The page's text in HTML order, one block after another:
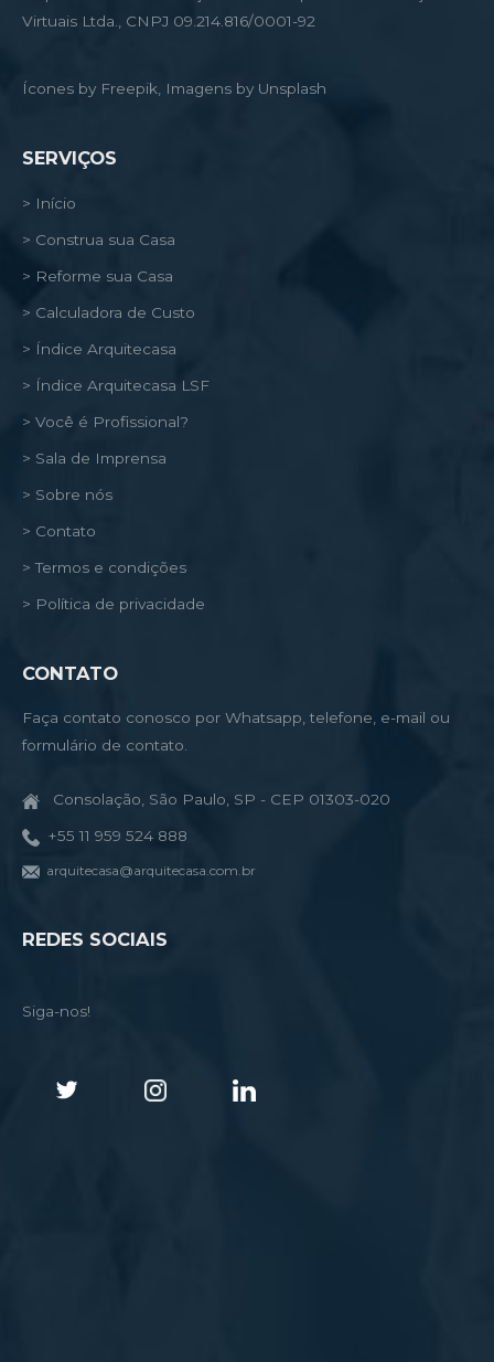
Virtuais Ltda., CNPJ 09.214.816/0001-92
Ícones by Freepik, Imagens by Unsplash
SERVIÇOS
> Início
> Construa sua Casa
> Reforme sua Casa
> Calculadora de Custo
> Índice Arquitecasa
> Índice Arquitecasa LSF
> Você é Profissional?
> Sala de Imprensa
> Sobre nós
> Contato
> Termos e condições
> Política de privacidade
CONTATO
Faça contato conosco por Whatsapp, telefone, e-mail ou
formulário de contato.
Consolação, São Paulo, SP - CEP 01303-020
+55 11 959 524 888
arquitecasa@arquitecasa.com.br
REDES SOCIAIS
Siga-nos!